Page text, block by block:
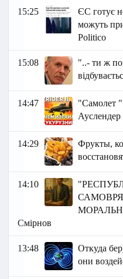
15:25
ЄС готує
можуть
Politico
15:08
"..- ти ж
14:47
"Самолет
Ауслендер
14:29
Фрукты,
14:10
Смірнов
13:48
Откуда
они